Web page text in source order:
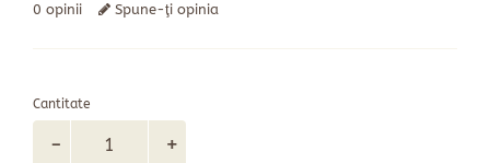
0 opinii Spune-ţi opinia
Cantitate